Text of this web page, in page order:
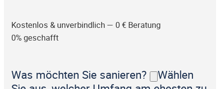
Kostenlos & unverbindlich — 0 € Beratung
0% geschafft
Was möchten Sie sanieren?
Wählen